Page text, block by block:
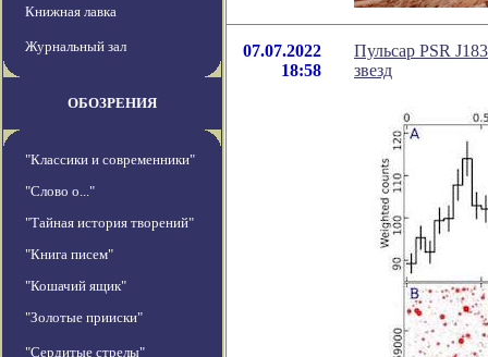
Книжная лавка
Журнальный зал
ОБОЗРЕНИЯ
"Классики и современники"
"Слово о..."
"Тайная история творений"
"Книга писем"
"Кошачий ящик"
"Золотые прииски"
"Сердитые стрелы"
07.07.2022
18:58
Пульсар PSR
звезд